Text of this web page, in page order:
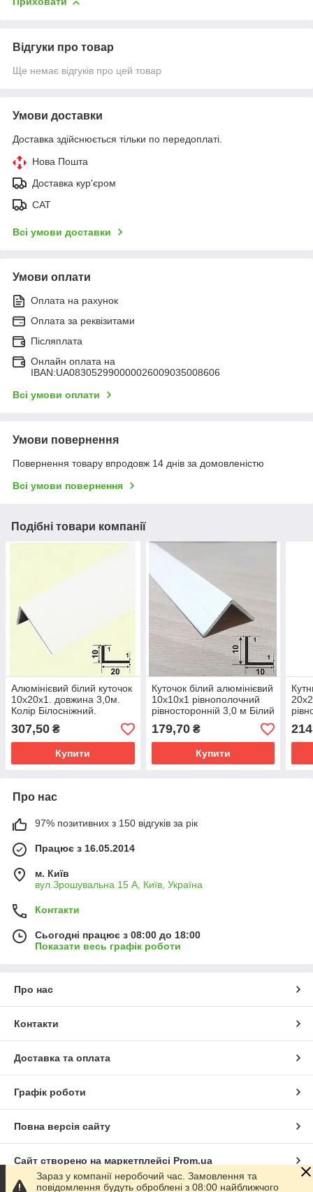
Відгуки про товар
Ще немає відгуків про цей товар
Умови доставки
Доставка здійснюється тільки по передоплаті.
Нова Пошта
Доставка кур'єром
САТ
Всі умови доставки
Умови оплати
Оплата на рахунок
Оплата за реквізитами
Післяплата
Онлайн оплата на
IBAN:UA083052990000026009035008606
Всі умови оплати
Умови повернення
Повернення товару впродовж 14 днів за домовленістю
Всі умови повернення
Подібні товари компанії
Алюмінієвий білий куточок
10х20х1. довжина 3,0м.
Колір Білосніжний.
307,50 ₴
Купити
Куточок білий алюмінієвий
10х10х1 рівнополочний
рівносторонній 3,0 м Білий
179,70₴
Купити
Про нас
97% позитивних з 150 відгуків за рік
Працює з 16.05.2014
м. Київ
вул.Зрошувальна 15 А, Київ, Україна
Контакти
Сьогодні працює з 08:00 до 18:00
Показати весь графік роботи
Про нас
Контакти
Доставка та оплата
Графік роботи
Повна версія сайту
Сайт створено на маркетплейсі Prom.ua
Зараз у компанії неробочий час. Замовлення та
повідомлення будуть оброблені з 08:00 найближчого